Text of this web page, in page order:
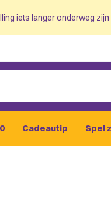
iets langer onderweg
Cadeautip Spel